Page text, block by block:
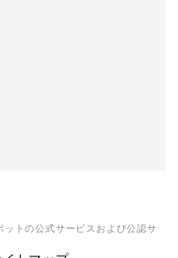
トの公式サービスおよび公認サ